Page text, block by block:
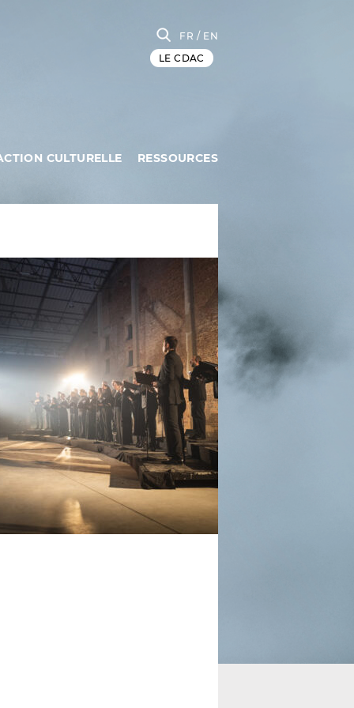
FR / EN
LE CDAC
CULTURELLE RESSOURCES